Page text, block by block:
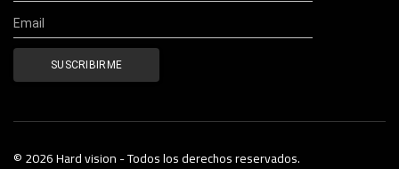
© 2026 Hard vision - Todos los derechos reservados.